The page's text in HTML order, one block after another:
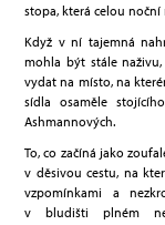
stopa, která celou
Když v ní tajemná
mohla být stále
vydat na místo, na
sídla osaměle
Ashmannových.
To, co začíná jako
v děsivou cestu, na
vzpomínkami a
v bludišti plném